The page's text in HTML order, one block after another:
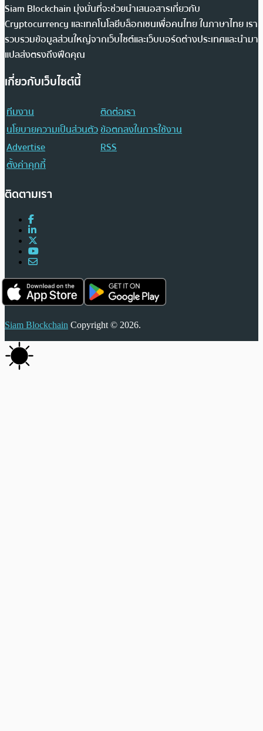
Siam Blockchain มุ่งมั่นที่จะช่วยนำเสนอสารเกี่ยวกับ
Cryptocurrency และเทคโนโลยีบล็อกเชนเพื่อคนไทย ในภาษาไทย เรา
รวบรวมข้อมูลส่วนใหญ่จากเว็บไซต์และเว็บบอร์ดต่างประเทศและนำมา
แปลส่งตรงถึงฟีดคุณ
เกี่ยวกับเว็บไซต์นี้
ทีมงาน
ติดต่อเรา
นโยบายความเป็นส่วนตัวข้อตกลงในการใช้งาน
Advertise
RSS
ตั้งค่าคุกกี้
ติดตามเรา
Siam Blockchain Copyright © 2026.